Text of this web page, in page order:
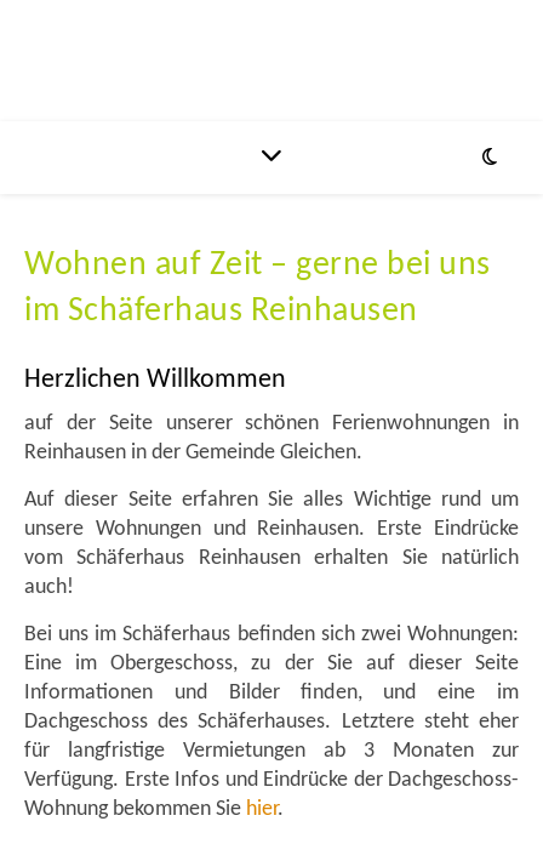
Wohnen auf Zeit – gerne bei uns
im Schäferhaus Reinhausen
Herzlichen Willkommen
auf der Seite unserer schönen Ferienwohnungen in
Reinhausen in der Gemeinde Gleichen.
Auf dieser Seite erfahren Sie alles Wichtige rund um
unsere Wohnungen und Reinhausen. Erste Eindrücke
vom Schäferhaus Reinhausen erhalten Sie natürlich
auch!
Bei uns im Schäferhaus befinden sich zwei Wohnungen:
Eine im Obergeschoss, zu der Sie auf dieser Seite
Informationen und Bilder finden, und eine im
Dachgeschoss des Schäferhauses. Letztere steht eher
für langfristige Vermietungen ab 3 Monaten zur
Verfügung. Erste Infos und Eindrücke der Dachgeschoss-
Wohnung bekommen Sie hier.